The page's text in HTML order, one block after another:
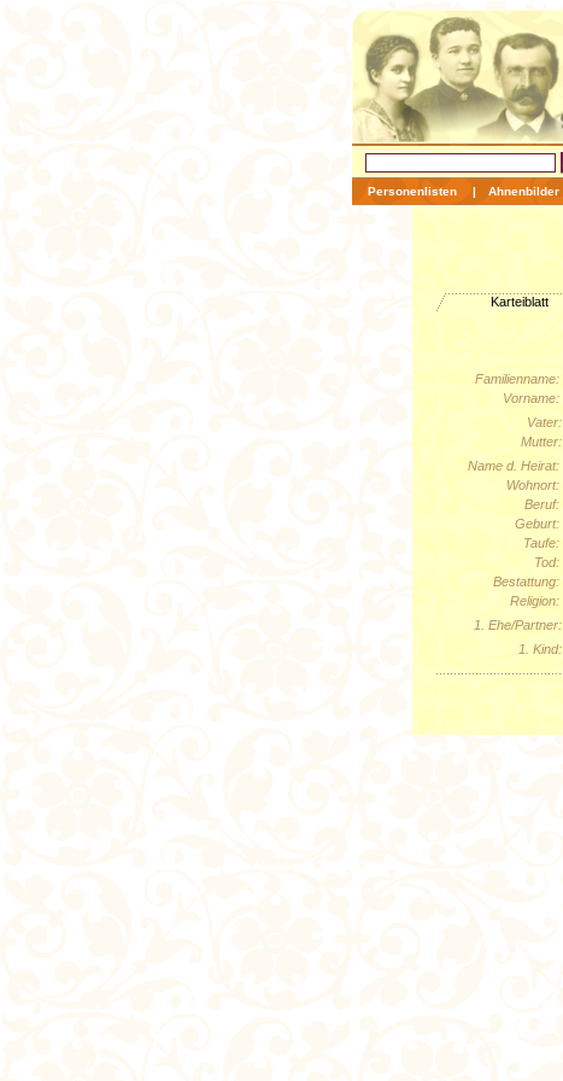
Personenlisten | Ahnenbilder
Karteiblatt
Familienname:
Vorname:
Vater:
Mutter:
Name d. Heirat:
Wohnort:
Beruf:
Geburt:
Taufe:
Tod:
Bestattung:
Religion:
1. Ehe/Partner:
1. Kind: